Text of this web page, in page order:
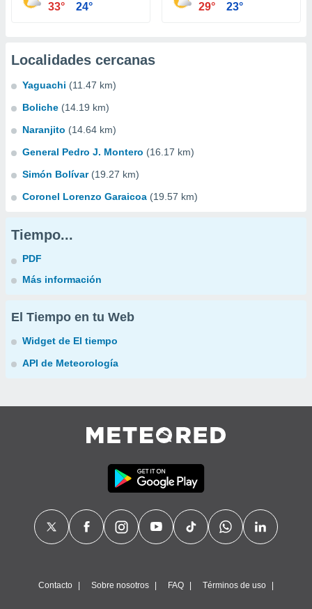
33° 24° 29° 23°
Localidades cercanas
Yaguachi (11.47 km)
Boliche (14.19 km)
Naranjito (14.64 km)
General Pedro J. Montero (16.17 km)
Simón Bolívar (19.27 km)
Coronel Lorenzo Garaicoa (19.57 km)
Tiempo...
PDF
Más información
El Tiempo en tu Web
Widget de El tiempo
API de Meteorología
Contacto Sobre nosotros FAQ Términos de uso